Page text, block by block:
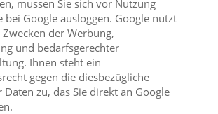
müssen Sie sich vor Nutzung
bei Google ausloggen. Google nutzt
der Werbung,
und bedarfsgerechter
Ihnen steht ein
gegen die diesbezügliche
Daten zu, das Sie direkt an Google